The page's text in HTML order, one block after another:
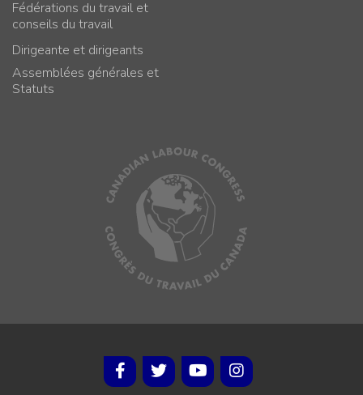
Fédérations du travail et
conseils du travail
Dirigeante et dirigeants
Assemblées générales et
Statuts